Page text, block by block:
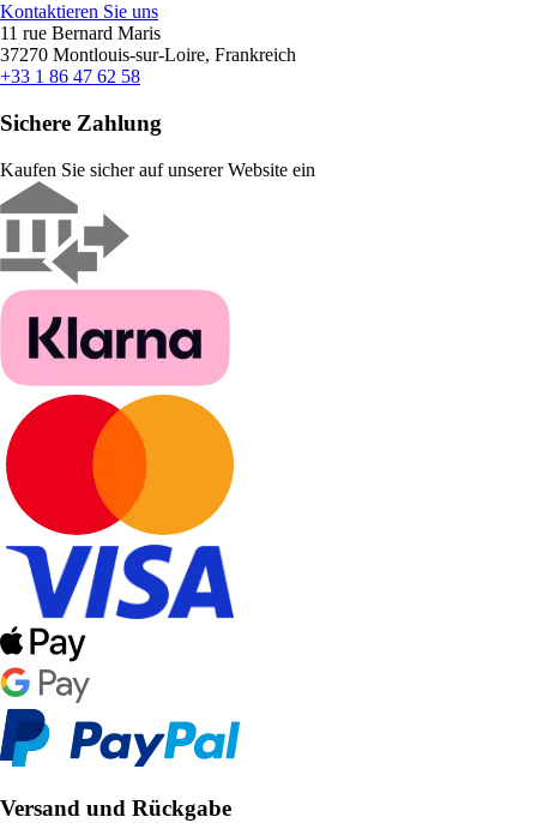
Kontaktieren Sie uns
11 rue Bernard Maris
37270 Montlouis-sur-Loire, Frankreich
+33 1 86 47 62 58
Sichere Zahlung
Kaufen Sie sicher auf unserer Website ein
Versand und Rückgabe